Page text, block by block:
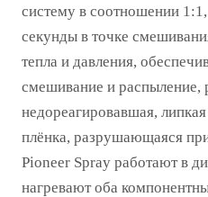
систему в соотношении
секунды в точке
тепла и давления,
смешивание и распыление,
недореагировавшая,
плёнка, разрушающаяся
Pioneer Spray работают в
нагревают оба